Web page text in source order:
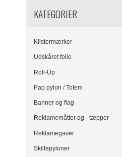
KATEGORIER
Klistermærker
Udskåret folie
Roll-Up
Pap pylon / Totem
Banner og flag
Reklamemåtter og - tæpper
Reklamegaver
Skiltepyloner